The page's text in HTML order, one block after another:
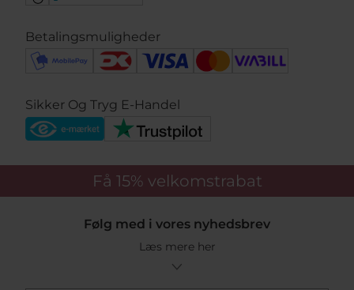
Betalingsmuligheder
Sikker Og Tryg E-Handel
Få 15% velkomstrabat
Følg med i vores nyhedsbrev
Læs mere her